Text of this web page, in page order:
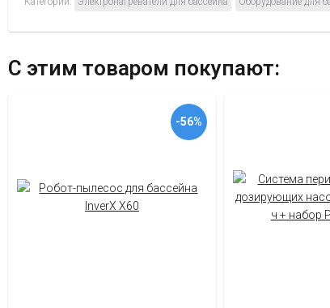
С этим товаром покупают:
-56%